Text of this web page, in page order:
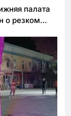
палата
о резком